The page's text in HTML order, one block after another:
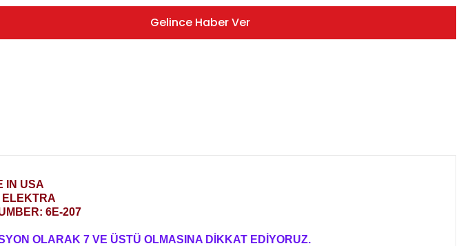
Gelince Haber Ver
IN USA
6E-207
OLARAK 7 VE ÜSTÜ OLMASINA DİKKAT EDİYORUZ.